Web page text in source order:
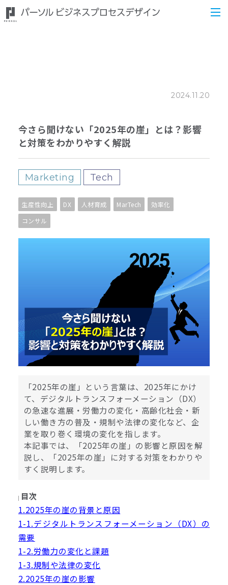
2024.11.20
今さら聞けない「2025年の崖」とは？影響
と対策をわかりやすく解説
Marketing Tech
生産性向上 DX 人材育成 MarTech
効率化
コンサル
「2025年の崖」という言葉は、 2025年にかけ
て、デジタルトランスフォーメーション（DX）
の急速な進展・労働力の変化・高齢化社会・新
しい働き方の普及・規制や法律の変化など、企
業を取り巻く環境の変化を指します。
本記事では、「2025年の崖」の影響と原因を解
説し、「2025年の崖」に対する対策をわかりや
すく説明します。
目次
1.2025年の崖の背景と原因
1-1.デジタルトランスフォーメーション（DX）の
需要
1-2.労働力の変化と課題
1-3.規制や法律の変化
2.2025年の崖の影響